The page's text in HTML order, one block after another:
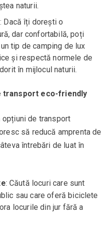
naturii.
: Dacă îți dorești o
dar confortabilă, poți
tip de camping de lux
și respectă normele de
în mijlocul naturii.
transport eco-friendly
de transport
să reducă amprenta de
întrebări de luat în
: Căută locuri care sunt
sau care oferă biciclete
locurile din jur fără a